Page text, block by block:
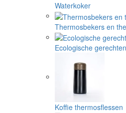
Waterkoker
Thermosbekers en
Ecologische
Koffie thermosflessen